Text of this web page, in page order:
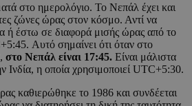
στο ημερολόγιο. Το Νεπάλ έχει και
ζώνες ώρας στον κόσμο. Αντί να
ή έστω σε διαφορά μισής ώρας από το
Αυτό σημαίνει ότι όταν στο
στο Νεπάλ είναι 17:45. Είναι μάλιστα
Ινδία, η οποία χρησιμοποιεί UTC+5:30.
καθιερώθηκε το 1986 και συνδέεται